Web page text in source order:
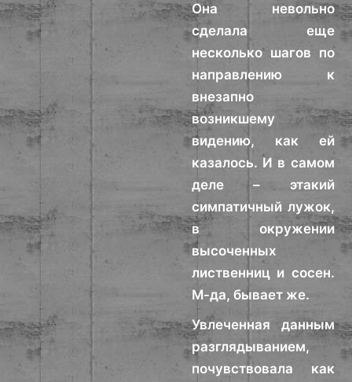
Она невольно
сделала еще
несколько шагов по
направлению к
внезапно
возникшему
видению, как ей
казалось. И в самом
деле – этакий
симпатичный лужок,
в окружении
высоченных
лиственниц и сосен.
М-да, бывает же.
Увлеченная данным
разглядыванием,
почувствовала как